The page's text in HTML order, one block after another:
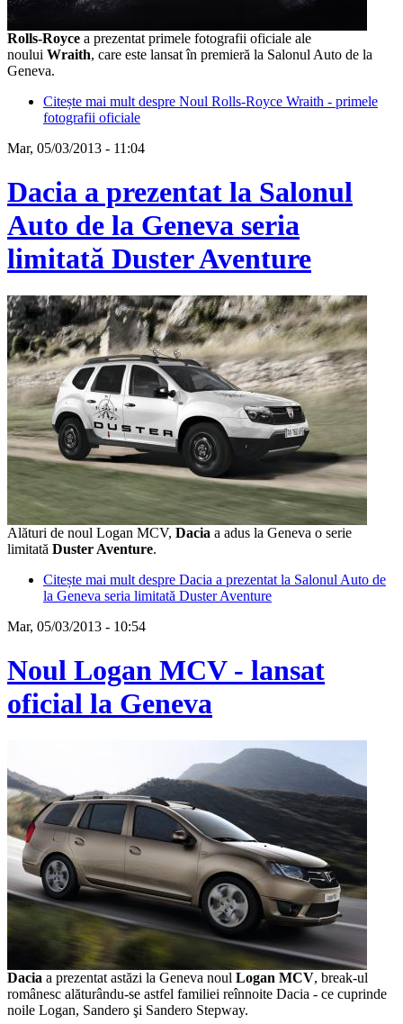
Rolls-Royce a prezentat primele fotografii oficiale ale
noului Wraith, care este lansat în premieră la Salonul Auto de la
Geneva.
Citește mai mult despre Noul Rolls-Royce Wraith - primele
fotografii oficiale
Mar, 05/03/2013 - 11:04
Dacia a prezentat la Salonul
Auto de la Geneva seria
limitată Duster Aventure
Alături de noul Logan MCV, Dacia a adus la Geneva o serie
limitată Duster Aventure.
Citește mai mult despre Dacia a prezentat la Salonul Auto de
la Geneva seria limitată Duster Aventure
Mar, 05/03/2013 - 10:54
Noul Logan MCV - lansat
oficial la Geneva
Dacia a prezentat astăzi la Geneva noul Logan MCV, break-ul
românesc alăturându-se astfel familiei reînnoite Dacia - ce cuprinde
noile Logan, Sandero şi Sandero Stepway.